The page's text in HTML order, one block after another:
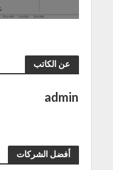
عن الكاتب
admin
أفضل الشركات